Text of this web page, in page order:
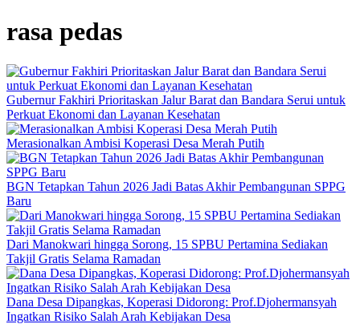
rasa pedas
Gubernur Fakhiri Prioritaskan Jalur Barat dan Bandara Serui untuk
Perkuat Ekonomi dan Layanan Kesehatan
Merasionalkan Ambisi Koperasi Desa Merah Putih
BGN Tetapkan Tahun 2026 Jadi Batas Akhir Pembangunan SPPG
Baru
Dari Manokwari hingga Sorong, 15 SPBU Pertamina Sediakan
Takjil Gratis Selama Ramadan
Dana Desa Dipangkas, Koperasi Didorong: Prof.Djohermansyah
Ingatkan Risiko Salah Arah Kebijakan Desa